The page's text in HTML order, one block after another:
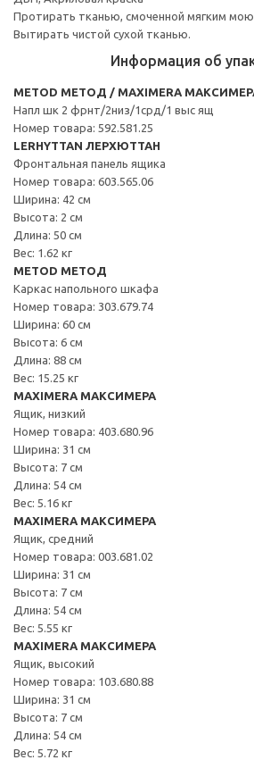
Протирать тканью, смоченной мягким
Вытирать чистой сухой тканью.
Информация об
METOD МЕТОД / MAXIMERA
Напл шк 2 фрнт/2низ/1срд/1 выс ящ
Номер товара: 592.581.25
LERHYTTAN ЛЕРХЮТТАН
Фронтальная панель ящика
Номер товара: 603.565.06
Ширина: 42 см
Высота: 2 см
Длина: 50 см
Вес: 1.62 кг
METOD МЕТОД
Каркас напольного шкафа
Номер товара: 303.679.74
Ширина: 60 см
Высота: 6 см
Длина: 88 см
Вес: 15.25 кг
MAXIMERA МАКСИМЕРА
Ящик, низкий
Номер товара: 403.680.96
Ширина: 31 см
Высота: 7 см
Длина: 54 см
Вес: 5.16 кг
MAXIMERA МАКСИМЕРА
Ящик, средний
Номер товара: 003.681.02
Ширина: 31 см
Высота: 7 см
Длина: 54 см
Вес: 5.55 кг
MAXIMERA МАКСИМЕРА
Ящик, высокий
Номер товара: 103.680.88
Ширина: 31 см
Высота: 7 см
Длина: 54 см
Вес: 5.72 кг